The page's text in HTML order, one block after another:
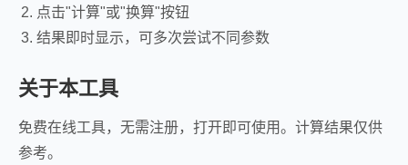
点击"计算"或"换算"按钮
结果即时显示，可多次尝试不同参数
关于本工具
免费在线工具，无需注册，打开即可使用。计算结果仅供
参考。